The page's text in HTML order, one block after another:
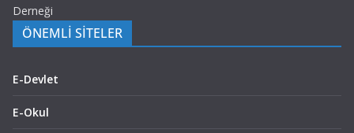
Derneği
ÖNEMLİ SİTELER
E-Devlet
E-Okul